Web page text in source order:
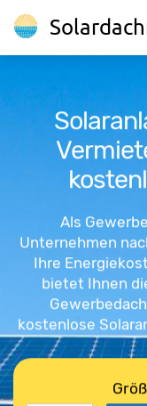
Als
Unternehmen
Ihre
bietet Ihnen
kostenlose